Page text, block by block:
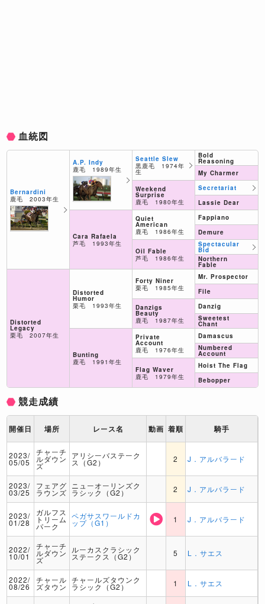
血統図
Bernardini
鹿毛 2003年生
Distorted
Legacy
栗毛 2007年生
A.P. Indy
鹿毛 1989年生
Cara Rafaela
芦毛 1993年生
Distorted
Humor
栗毛 1993年生
Bunting
鹿毛 1991年生
Seattle Slew
黒鹿毛 1974年
生
Weekend
Surprise
鹿毛 1980年生
Quiet
American
鹿毛 1986年生
Oil Fable
芦毛 1986年生
Forty Niner
栗毛 1985年生
Danzigs
Beauty
鹿毛 1987年生
Private
Account
鹿毛 1976年生
Flag Waver
鹿毛 1979年生
Bold
Reasoning
My Charmer
Secretariat
Lassie Dear
Fappiano
Demure
Spectacular
Bid
Northern
Fable
Mr. Prospector
File
Danzig
Sweetest
Chant
Damascus
Numbered
Account
Hoist The Flag
Bebopper
競走成績
開催日 場所 レース名 動画 着順 騎手
2023/
05/05
チャーチ
ルダウン
ズ
アリシーバステーク
ス（G2） 2 J．アルバラード
2023/
03/25
フェアグ
ラウンズ
ニューオーリンズク
ラシック（G2） 2 J．アルバラード
2023/
01/28
ガルフス
トリーム
パーク
ペガサスワールドカ
ップ（G1） 1 J．アルバラード
2022/
10/01
チャーチ
ルダウン
ズ
ルーカスクラシック
ステークス（G2） 5 L．サエス
2022/
08/26
チャール
ズタウン
チャールズタウンク
ラシック（G2） 1 L．サエス